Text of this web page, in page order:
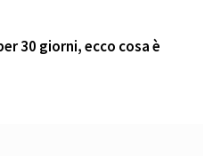
30 giorni, ecco cosa è